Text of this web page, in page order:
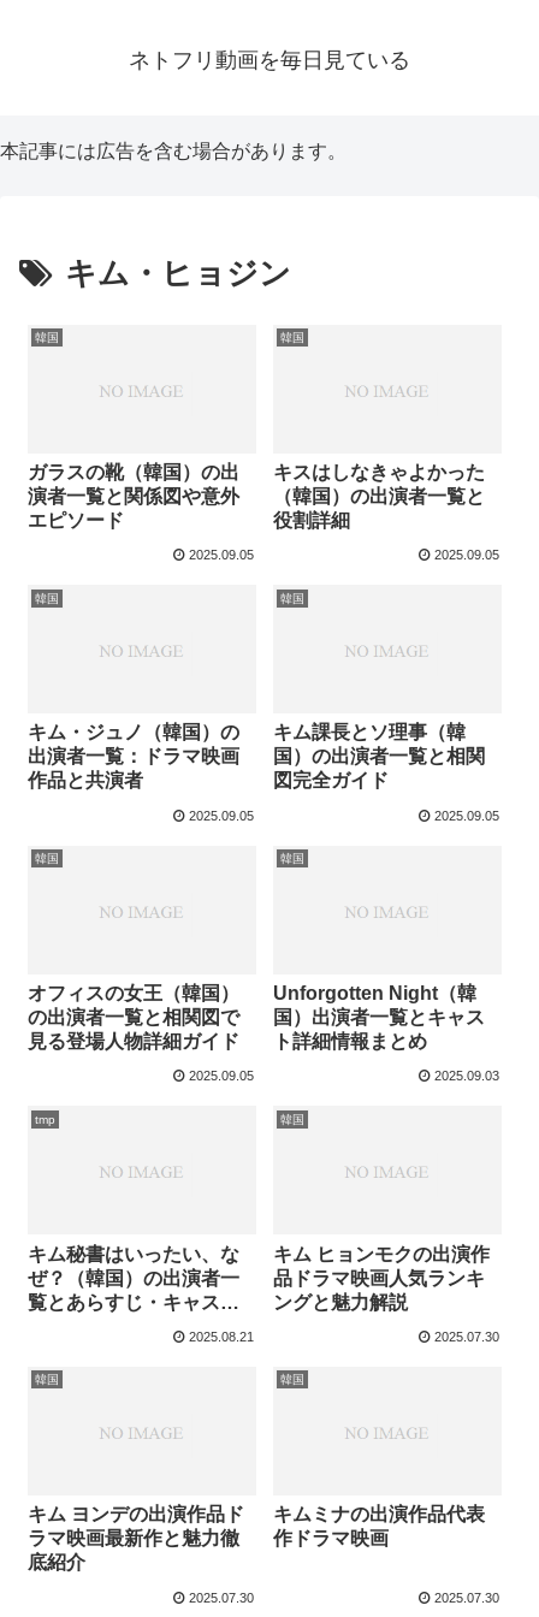
ネトフリ動画を毎日見ている
本記事には広告を含む場合があります。
キム・ヒョジン
韓国
ガラスの靴（韓国）の出
演者一覧と関係図や意外
エピソード
2025.09.05
韓国
キスはしなきゃよかった
（韓国）の出演者一覧と
役割詳細
2025.09.05
韓国
キム・ジュノ（韓国）の
出演者一覧：ドラマ映画
作品と共演者
2025.09.05
韓国
キム課長とソ理事（韓
国）の出演者一覧と相関
図完全ガイド
2025.09.05
韓国
オフィスの女王（韓国）
の出演者一覧と相関図で
見る登場人物詳細ガイド
2025.09.05
韓国
Unforgotten Night（韓
国）出演者一覧とキャス
ト詳細情報まとめ
2025.09.03
tmp
キム秘書はいったい、な
ぜ？（韓国）の出演者一
覧とあらすじ・キャスト
2025.08.21
韓国
キム ヒョンモクの出演作
品ドラマ映画人気ランキ
ングと魅力解説
2025.07.30
韓国
キム ヨンデの出演作品ド
ラマ映画最新作と魅力徹
底紹介
2025.07.30
韓国
キムミナの出演作品代表
作ドラマ映画
2025.07.30